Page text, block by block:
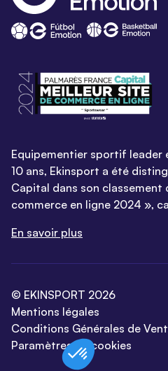
Equipementier sportif leader
10 ans, Ekinsport a été
Capital dans son classement
commerce en ligne 2024 »,
En savoir plus
© EKINSPORT 2026
Mentions légales
Conditions Générales de
Paramètres de cookies